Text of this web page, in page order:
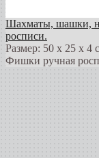
Шахматы, шашки,
росписи.
Размер: 50 х 25 х 4
Фишки ручная